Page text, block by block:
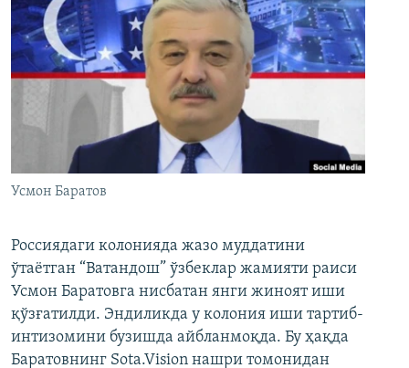
Усмон Баратов
Россиядаги колонияда жазо муддатини
ўтаётган “Ватандош” ўзбеклар жамияти раиси
Усмон Баратовга нисбатан янги жиноят иши
қўзғатилди. Эндиликда у колония иши тартиб-
интизомини бузишда айбланмоқда. Бу ҳақда
Баратовнинг Sota.Vision нашри томонидан